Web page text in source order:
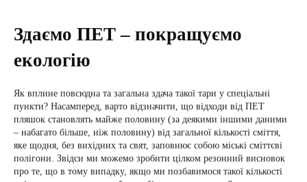
Здаємо ПЕТ – покращуємо
екологію
Як вплине повсюдна та загальна здача такої тари у спеціальні
пункти? Насамперед, варто відзначити, що відходи від ПЕТ
пляшок становлять майже половину (за деякими іншими даними
– набагато більше, ніж половину) від загальної кількості сміття,
яке щодня, без вихідних та свят, заповнює собою міські сміттєві
полігони. Звідси ми можемо зробити цілком резонний висновок
про те, що в тому випадку, якщо ми позбавимося такої кількості